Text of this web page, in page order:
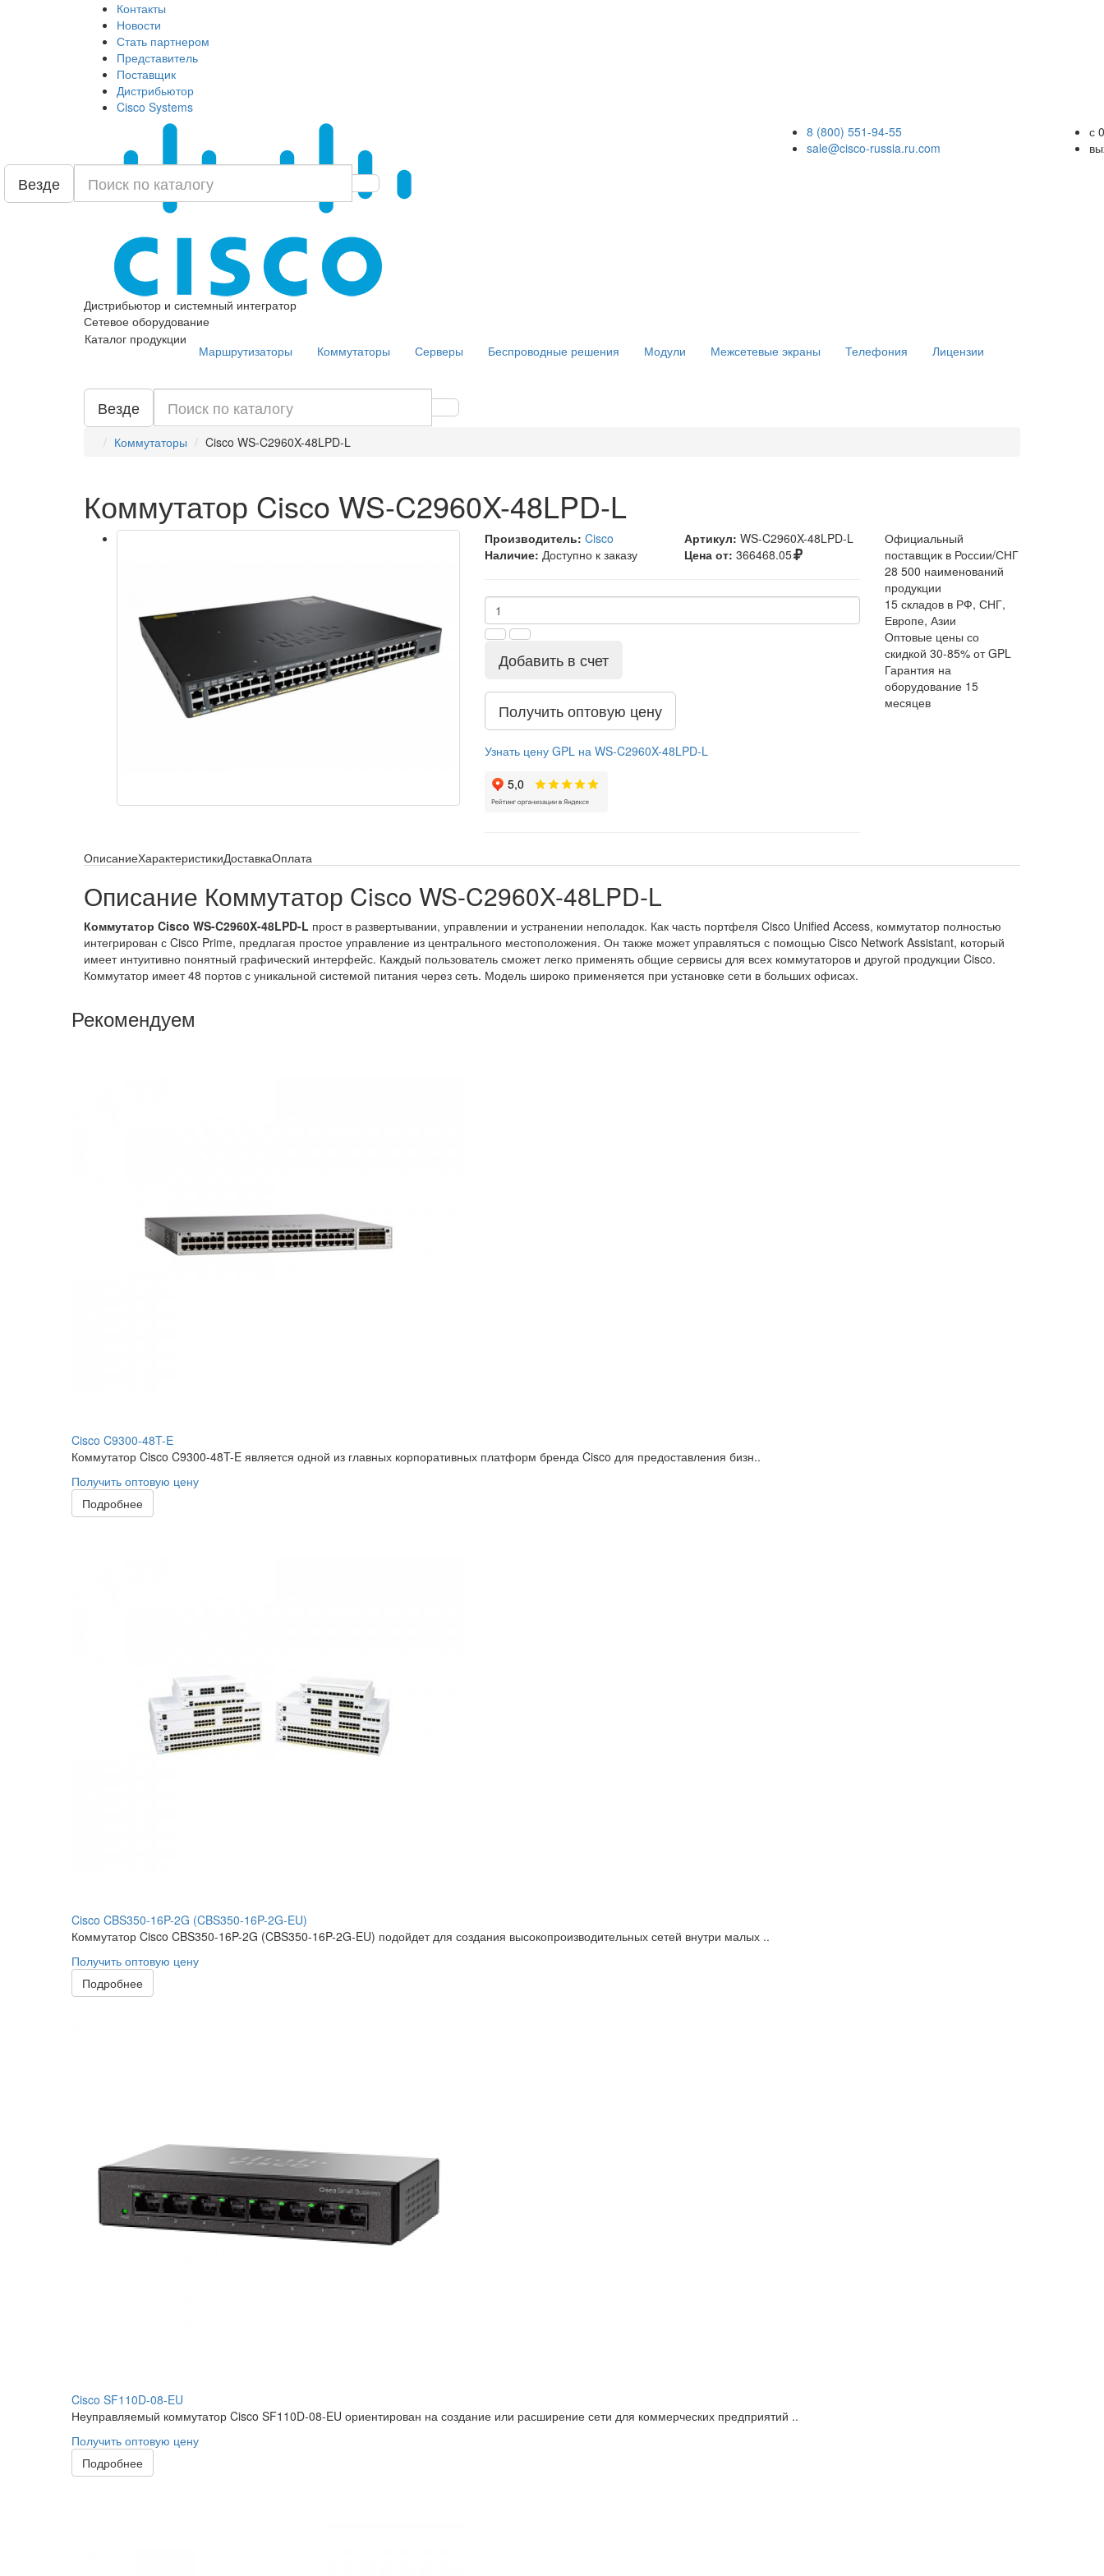
Контакты
Новости
Стать партнером
Представитель
Поставщик
Дистрибьютор
Cisco Systems
Дистрибьютор и системный интегратор
Сетевое оборудование
8 (800) 551-94-55
sale@cisco-russia.ru.com
с
Везде
Каталог продукции
Маршрутизаторы Коммутаторы Серверы Беспроводные решения Модули Межсетевые экраны Телефония Лицензии
Везде
Коммутаторы Cisco WS-C2960X-48LPD-L
Коммутатор Cisco WS-C2960X-48LPD-L
Производитель: Cisco Артикул: WS-C2960X-48LPD-L
Наличие: Доступно к заказу Цена от: 366468.05
Добавить в счет
Получить оптовую цену
Узнать цену GPL на WS-C2960X-48LPD-L
Официальный
поставщик в России/СНГ
28 500 наименований
продукции
15 складов в РФ, СНГ,
Европе, Азии
Оптовые цены со
скидкой 30-85% от GPL
Гарантия на
оборудование 15
месяцев
ОписаниеХарактеристикиДоставкаОплата
Описание Коммутатор Cisco WS-C2960X-48LPD-L
Коммутатор Cisco WS-C2960X-48LPD-L прост в развертывании, управлении и устранении неполадок. Как часть портфеля Cisco Unified Access, коммутатор полностью
интегрирован с Cisco Prime, предлагая простое управление из центрального местоположения. Он также может управляться с помощью Cisco Network Assistant, который
имеет интуитивно понятный графический интерфейс. Каждый пользователь сможет легко применять общие сервисы для всех коммутаторов и другой продукции Cisco.
Коммутатор имеет 48 портов с уникальной системой питания через сеть. Модель широко применяется при установке сети в больших офисах.
Рекомендуем
Cisco C9300-48T-E
Коммутатор Cisco C9300-48T-E является одной из главных корпоративных платформ бренда Cisco для предоставления бизн..
Получить оптовую цену
Подробнее
Cisco CBS350-16P-2G (CBS350-16P-2G-EU)
Коммутатор Cisco CBS350-16P-2G (CBS350-16P-2G-EU) подойдет для создания высокопроизводительных сетей внутри малых ..
Получить оптовую цену
Подробнее
Cisco SF110D-08-EU
Неуправляемый коммутатор Cisco SF110D-08-EU ориентирован на создание или расширение сети для коммерческих предприятий ..
Получить оптовую цену
Подробнее